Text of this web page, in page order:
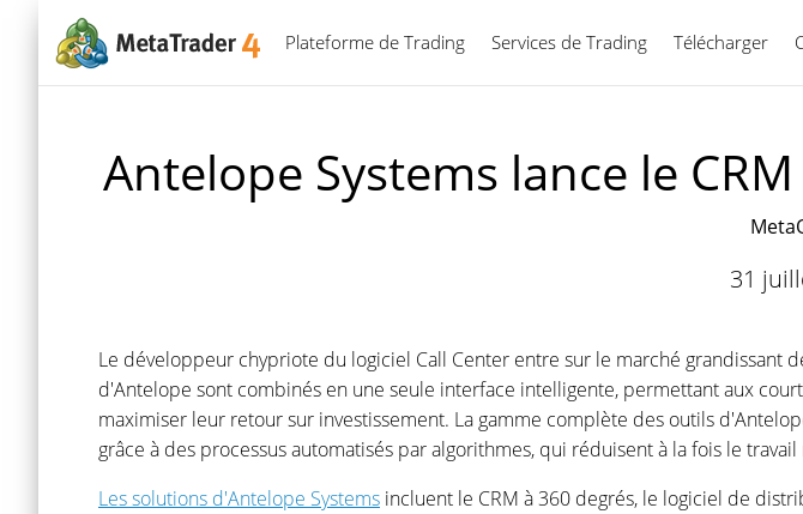
Plateforme de Trading Services de Trading Télécharger
Antelope Systems lance le
31
Le développeur chypriote du logiciel Call Center entre sur le marché grandissant
d'Antelope sont combinés en une seule interface intelligente, permettant aux
maximiser leur retour sur investissement. La gamme complète des outils
grâce à des processus automatisés par algorithmes, qui réduisent à la fois le
Les solutions d'Antelope Systems incluent le CRM à 360 degrés, le logiciel de